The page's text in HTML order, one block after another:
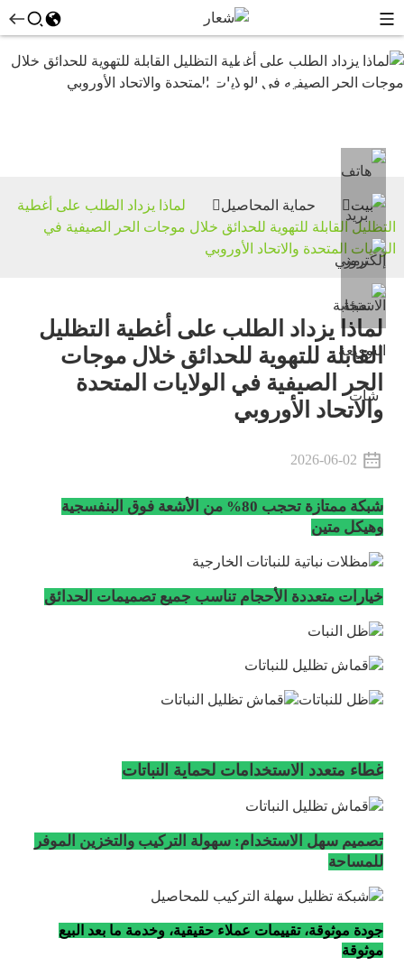
حماية
بيت حماية المحاصيل
لماذا يزداد الطلب على أغطية
التظليل القابلة للتهوية للحدائق خلال موجات الحر الصيفية في
الولايات المتحدة والاتحاد الأوروبي
لماذا يزداد الطلب على أغطية التظليل
القابلة للتهوية للحدائق خلال موجات
الحر الصيفية في الولايات المتحدة
والاتحاد الأوروبي
2026-06-02
شبكة ممتازة تحجب 80% من الأشعة فوق البنفسجية
وهيكل متين
خيارات متعددة الأحجام تناسب جميع تصميمات الحدائق
غطاء متعدد الاستخدامات لحماية النباتات
تصميم سهل الاستخدام: سهولة التركيب والتخزين الموفر
للمساحة
جودة موثوقة، تقييمات عملاء حقيقية، وخدمة ما بعد البيع
موثوقة